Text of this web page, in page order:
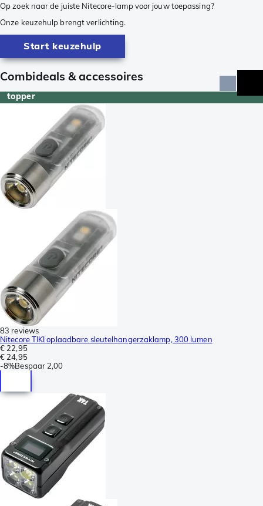
Op zoek naar de juiste Nitecore-lamp voor jouw toepassing?
Onze keuzehulp brengt verlichting.
Start keuzehulp
Combideals & accessoires
topper
83 reviews
Nitecore TIKI oplaadbare sleutelhangerzaklamp, 300 lumen
€ 22,95
€ 24,95
-8%Bespaar 2,00